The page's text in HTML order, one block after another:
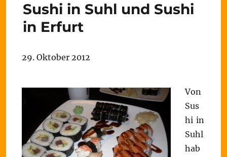
Sushi in Suhl und Sushi
in Erfurt
29. Oktober 2012
Von
Sus
hi in
Suhl
hab